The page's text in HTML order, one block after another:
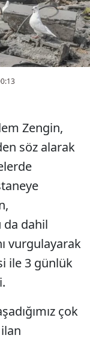
Zengin,
söz alarak
da dahil
vurgulayarak
ile 3 günlük
çok